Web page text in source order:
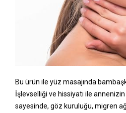
Bu ürün ile yüz masajında
İşlevselliği ve hissiyatı ile
sayesinde, göz kuruluğu, migren